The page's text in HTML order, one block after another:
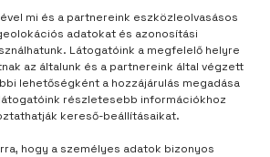
mi és a partnereink eszközleolvasásos
adatokat és azonosítási
Látogatóink a megfelelő helyre
az általunk és a partnereink által végzett
lehetőségként a hozzájárulás megadása
részletesebb információkhoz
kereső-beállításaikat.
hogy a személyes adatok bizonyos
telt el